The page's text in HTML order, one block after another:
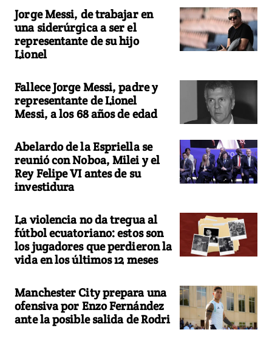
Jorge Messi, de trabajar en
una siderúrgica a ser el
representante de su hijo
Lionel
Fallece Jorge Messi, padre y
representante de Lionel
Messi, a los 68 años de edad
Abelardo de la Espriella se
reunió con Noboa, Milei y el
Rey Felipe VI antes de su
investidura
La violencia no da tregua al
fútbol ecuatoriano: estos son
los jugadores que perdieron la
vida en los últimos 12 meses
Manchester City prepara una
ofensiva por Enzo Fernández
ante la posible salida de Rodri